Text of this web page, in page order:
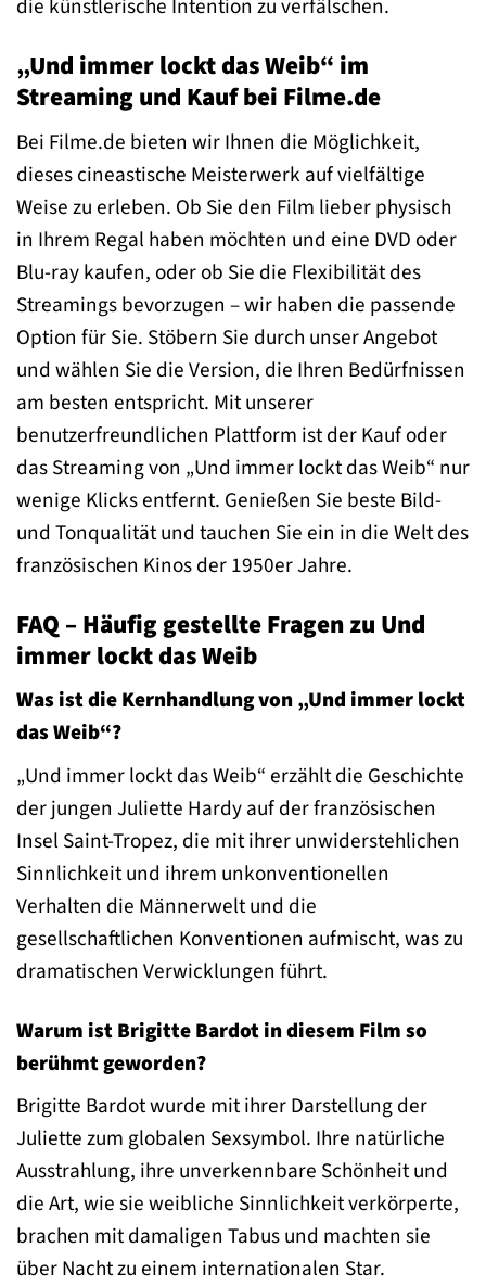
die künstlerische Intention zu verfälschen.
„Und immer lockt das Weib“ im
Streaming und Kauf bei Filme.de
Bei Filme.de bieten wir Ihnen die Möglichkeit,
dieses cineastische Meisterwerk auf vielfältige
Weise zu erleben. Ob Sie den Film lieber physisch
in Ihrem Regal haben möchten und eine DVD oder
Blu-ray kaufen, oder ob Sie die Flexibilität des
Streamings bevorzugen – wir haben die passende
Option für Sie. Stöbern Sie durch unser Angebot
und wählen Sie die Version, die Ihren Bedürfnissen
am besten entspricht. Mit unserer
benutzerfreundlichen Plattform ist der Kauf oder
das Streaming von „Und immer lockt das Weib“ nur
wenige Klicks entfernt. Genießen Sie beste Bild-
und Tonqualität und tauchen Sie ein in die Welt des
französischen Kinos der 1950er Jahre.
FAQ – Häufig gestellte Fragen zu Und
immer lockt das Weib
Was ist die Kernhandlung von „Und immer lockt
das Weib“?
„Und immer lockt das Weib“ erzählt die Geschichte
der jungen Juliette Hardy auf der französischen
Insel Saint-Tropez, die mit ihrer unwiderstehlichen
Sinnlichkeit und ihrem unkonventionellen
Verhalten die Männerwelt und die
gesellschaftlichen Konventionen aufmischt, was zu
dramatischen Verwicklungen führt.
Warum ist Brigitte Bardot in diesem Film so
berühmt geworden?
Brigitte Bardot wurde mit ihrer Darstellung der
Juliette zum globalen Sexsymbol. Ihre natürliche
Ausstrahlung, ihre unverkennbare Schönheit und
die Art, wie sie weibliche Sinnlichkeit verkörperte,
brachen mit damaligen Tabus und machten sie
über Nacht zu einem internationalen Star.